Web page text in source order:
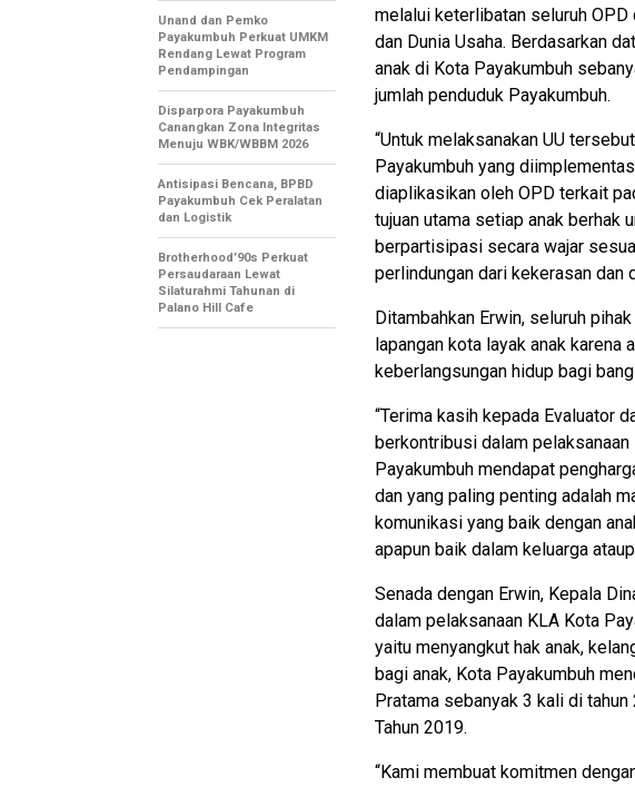
melalui keterlibatan seluruh
dan Dunia Usaha. Berdasarkan
anak di Kota Payakumbuh
jumlah penduduk Payakumbuh.
“Untuk melaksanakan UU
Payakumbuh yang
diaplikasikan oleh OPD terkait
tujuan utama setiap anak berhak
berpartisipasi secara wajar
perlindungan dari kekerasan dan
Ditambahkan Erwin, seluruh
lapangan kota layak anak karena
keberlangsungan hidup bagi
“Terima kasih kepada Evaluator
berkontribusi dalam pelaksanaan
Payakumbuh mendapat
dan yang paling penting adalah
komunikasi yang baik dengan
apapun baik dalam keluarga
Senada dengan Erwin, Kepala
dalam pelaksanaan KLA Kota
yaitu menyangkut hak anak,
bagi anak, Kota Payakumbuh
Pratama sebanyak 3 kali di
Tahun 2019.
“Kami membuat komitmen
Unand dan Pemko
Payakumbuh Perkuat UMKM
Rendang Lewat Program
Pendampingan
Disparpora Payakumbuh
Canangkan Zona Integritas
Menuju WBK/WBBM 2026
Antisipasi Bencana, BPBD
Payakumbuh Cek Peralatan
dan Logistik
Brotherhood’90s Perkuat
Persaudaraan Lewat
Silaturahmi Tahunan di
Palano Hill Cafe